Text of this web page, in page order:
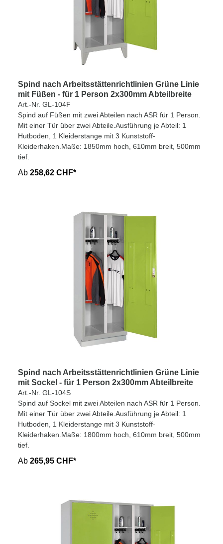
Spind nach Arbeitsstättenrichtlinien Grüne Linie
mit Füßen - für 1 Person 2x300mm Abteilbreite
Art.-Nr. GL-104F
Spind auf Füßen mit zwei Abteilen nach ASR für 1 Person.
Mit einer Tür über zwei Abteile.Ausführung je Abteil: 1
Hutboden, 1 Kleiderstange mit 3 Kunststoff-
Kleiderhaken.Maße: 1850mm hoch, 610mm breit, 500mm
tief.
Ab 258,62 CHF*
Spind nach Arbeitsstättenrichtlinien Grüne Linie
mit Sockel - für 1 Person 2x300mm Abteilbreite
Art.-Nr. GL-104S
Spind auf Sockel mit zwei Abteilen nach ASR für 1 Person.
Mit einer Tür über zwei Abteile.Ausführung je Abteil: 1
Hutboden, 1 Kleiderstange mit 3 Kunststoff-
Kleiderhaken.Maße: 1800mm hoch, 610mm breit, 500mm
tief.
Ab 265,95 CHF*